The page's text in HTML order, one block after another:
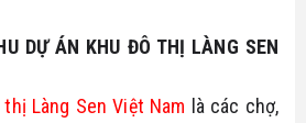
DỰ ÁN KHU ĐÔ THỊ LÀNG SEN
Làng Sen Việt Nam là các chợ,